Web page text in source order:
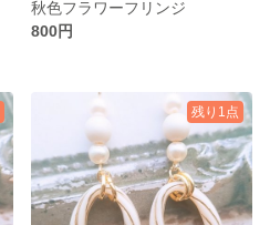
秋色フラワーフリンジ
800円
残り1点